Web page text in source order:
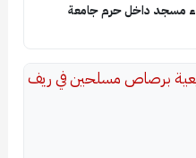
مسجد داخل حرم جامعة